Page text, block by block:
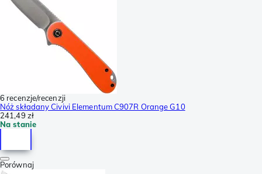
6 recenzje/recenzji
Nóż składany Civivi Elementum C907R Orange G10
241,49 zł
Na stanie
Porównaj